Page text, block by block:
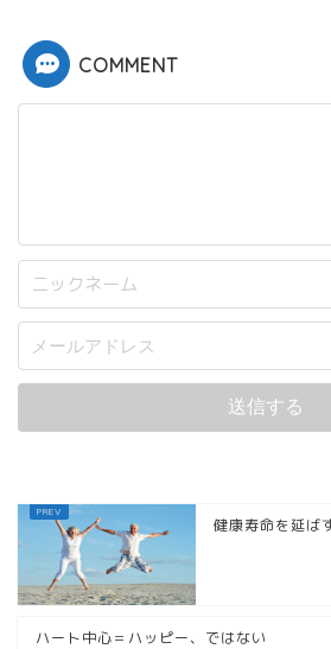
COMMENT
健康寿命を延ば
ハート中心＝ハッピー、ではない